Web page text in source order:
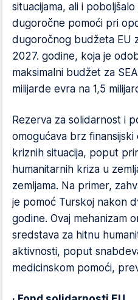
situacijama, ali i
dugoročne pomoći pri
dugoročnog budžeta EU
2027. godine, koja je
maksimalni budžet za
milijarde evra na 1,5
Rezerva za solidarnost i
omogućava brz
kriznih situacija, poput
humanitarnih kriza u
zemljama. Na primer,
je pomoć Turskoj nakon
godine. Ovaj mehanizam
sredstava za hitnu
aktivnosti, poput
medicinskom pomoći,